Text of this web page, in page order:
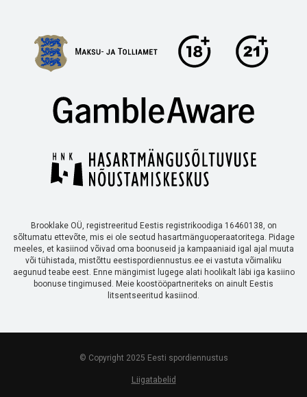
Brooklake OÜ, registreeritud Eestis registrikoodiga 16460138, on
sõltumatu ettevõte, mis ei ole seotud hasartmänguoperaatoritega. Pidage
meeles, et kasiinod võivad oma boonuseid ja kampaaniaid igal ajal muuta
või tühistada, mistõttu eestispordiennustus.ee ei vastuta võimaliku
aegunud teabe eest. Enne mängimist lugege alati hoolikalt läbi iga kasiino
boonuse tingimused. Meie koostööpartneriteks on ainult Eestis
litsentseeritud kasiinod.
© Copyright 2025 Eesti spordiennustus
Liigatabelid